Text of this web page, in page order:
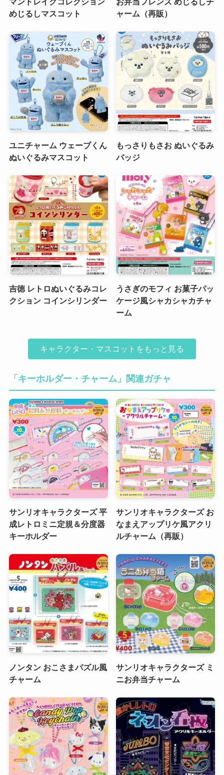
めじるしマスコット
ャーム（再販）
ユニチャーム ウェーブくん
ぬいぐるみマスコット
もっさりもさお ぬいぐるみ
バッジ
吉徳 レトロぬいぐるみコレ
クション コインシリンダー
うさぎのモフィ お菓子パッ
ケージ風シャカシャカチャ
ーム
キャラクター・マスコットをもっと見る
「キーホルダー・チャーム」関連ガチャ
サンリオキャラクターズ 平
成レトロミニ定規＆分度器
キーホルダー
サンリオキャラクターズ お
なまえアップリケ風アクリ
ルチャーム（再販）
ノンタン おこさまパズル風
チャーム
サンリオキャラクターズ ミ
ニお弁当チャーム